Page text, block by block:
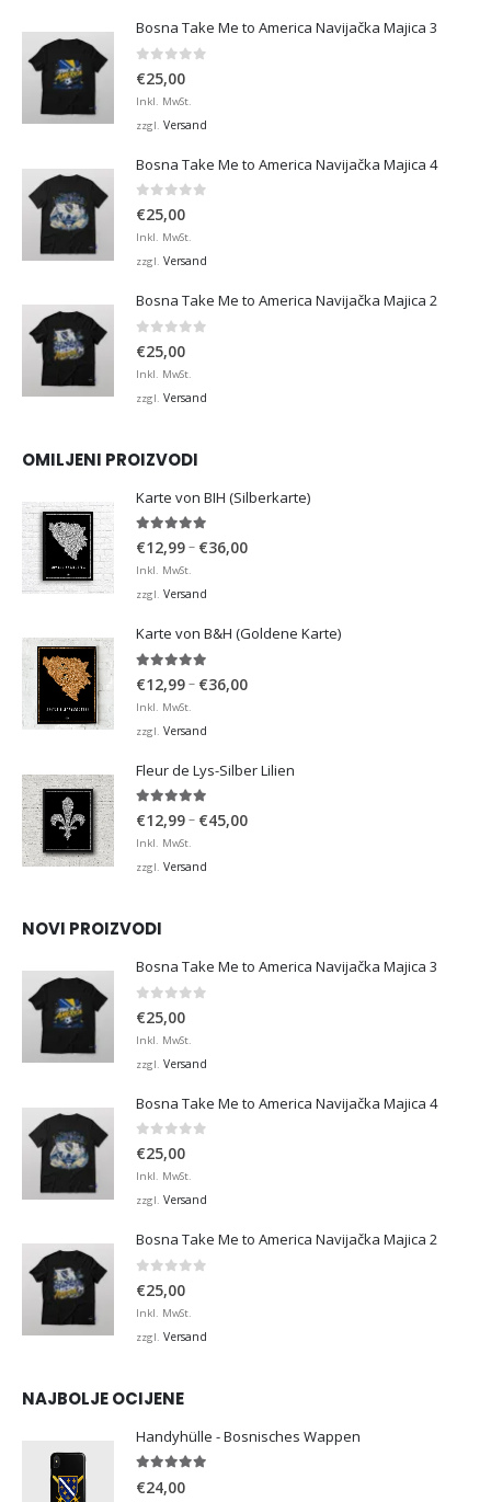
Bosna Take Me to America Navijačka Majica 3
0 von 5
€25,00
Inkl. MwSt.
zzgl. Versand
Bosna Take Me to America Navijačka Majica 4
0 von 5
€25,00
Inkl. MwSt.
zzgl. Versand
Bosna Take Me to America Navijačka Majica 2
€25,00
Inkl. MwSt.
zzgl. Versand
OMILJENI PROIZVODI
Karte von BIH (Silberkarte)
4.92 von 5
€12,99– €36,00Preisspanne:
Inkl. MwSt.
zzgl. Versand
Karte von B&H (Goldene Karte)
4.98von 5
€12,99– €36,00Preisspanne:
Inkl. MwSt.
zzgl. Versand
Fleur de Lys-Silber Lilien
4.95von 5
€12,99– €45,00Preisspanne:
Inkl. MwSt.
zzgl. Versand
NOVI PROIZVODI
Bosna Take Me to America Navijačka Majica 3
0 von 5
€25,00
Inkl. MwSt.
zzgl. Versand
Bosna Take Me to America Navijačka Majica 4
0 von 5
€25,00
Inkl. MwSt.
zzgl. Versand
Bosna Take Me to America Navijačka Majica 2
0 von 5
€25,00
Inkl. MwSt.
zzgl. Versand
NAJBOLJE OCIJENE
Handyhülle - Bosnisches Wappen
€24,00